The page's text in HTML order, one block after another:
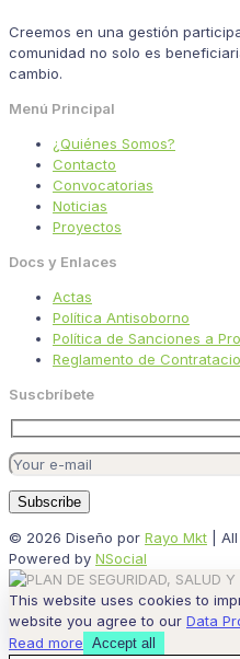
Creemos en una gestión
comunidad no solo es
cambio.
Menú Principal
¿Quiénes Somos?
Contacto
Convocatorias
Noticias
Proyectos
Docs y Enlaces
Actas
Política Antisoborno
Política de Sanciones a
Reglamento de
Suscbríbete
© 2026 Diseño por Rayo Mkt |
Powered by NSocial
This website uses cookies to
website you agree to our Data
Read more Accept all